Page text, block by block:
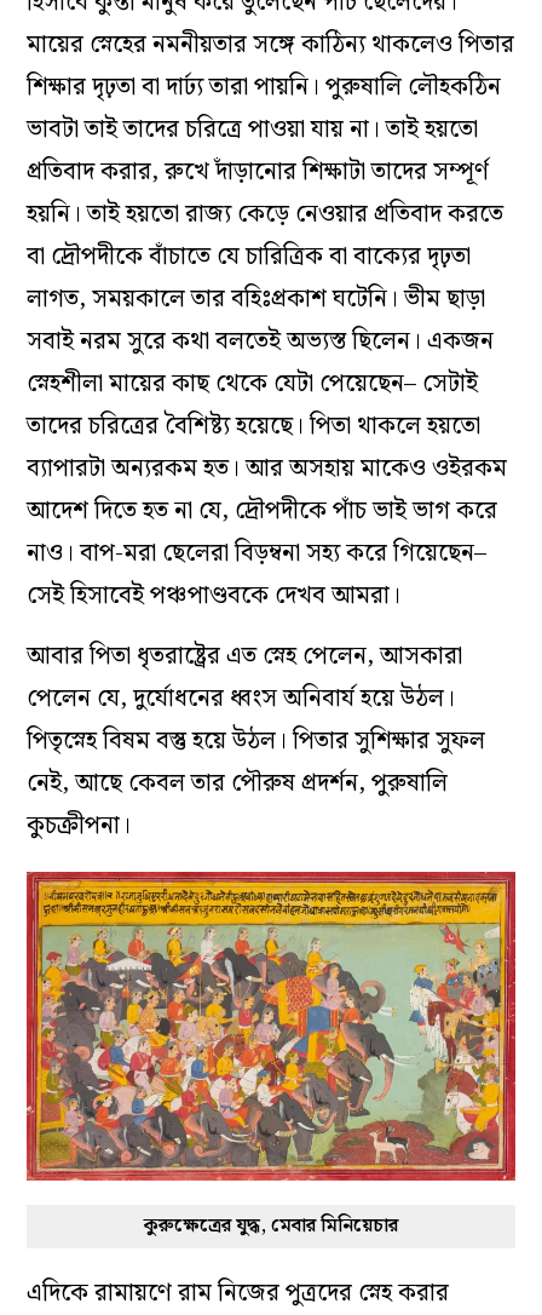
মায়ের স্নেহের নমনীয়তার সঙ্গে কাঠিন্য থাকলেও পিতার
শিক্ষার দৃঢ়তা বা দার্ঢ্য তারা পায়নি। পুরুষালি লৌহকঠিন
ভাবটা তাই তাদের চরিত্রে পাওয়া যায় না। তাই হয়তো
প্রতিবাদ করার, রুখে দাঁড়ানোর শিক্ষাটা তাদের সম্পূর্ণ
হয়নি। তাই হয়তো‌ রাজ্য কেড়ে নেওয়ার প্রতিবাদ করতে
বা দ্রৌপদীকে বাঁচাতে যে চারিত্রিক বা বাক্যের দৃঢ়তা
লাগত, সময়কালে তার বহিঃপ্রকাশ ঘটেনি। ভীম ছাড়া
সবাই নরম সুরে কথা বলতেই অভ্যস্ত ছিলেন। একজন
স্নেহশীলা মায়ের কাছ থেকে যেটা পেয়েছেন– সেটাই
তাদের চরিত্রের বৈশিষ্ট্য হয়েছে। পিতা থাকলে হয়তো
ব্যাপারটা অন্যরকম হত। আর অসহায় মাকেও ওইরকম
আদেশ দিতে হত না যে, দ্রৌপদীকে পাঁচ ভাই ভাগ করে
নাও।‌ বাপ-মরা ছেলেরা বিড়ম্বনা সহ্য করে গিয়েছেন–
সেই হিসাবেই পঞ্চপাণ্ডবকে দেখব আমরা।
আবার পিতা ধৃতরাষ্ট্রের এত স্নেহ পেলেন, আসকারা
পেলেন যে, দুর্যোধনের ধ্বংস অনিবার্য হয়ে উঠল।
পিতৃস্নেহ বিষম বস্তু হয়ে উঠল। পিতার সুশিক্ষার সুফল
নেই, আছে কেবল তার পৌরুষ প্রদর্শন, পুরুষালি
কুচক্রীপনা।
কুরুক্ষেত্রের যুদ্ধ, মেবার মিনিয়েচার
এদিকে রামায়ণে রাম নিজের পুত্রদের স্নেহ করার